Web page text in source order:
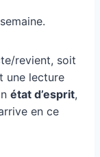
revient, soit
une lecture
état d’esprit,
en ce